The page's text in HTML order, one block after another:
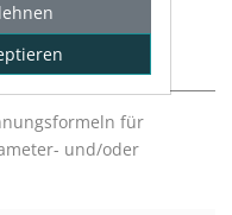
des Moduls
für
und/oder